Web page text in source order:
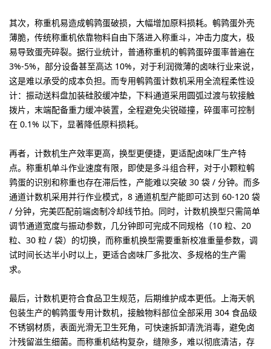
其次， 称重机易造成鹌鹑蛋破损，大幅增加原料损耗。鹌鹑蛋外壳
薄脆，传统称重机依靠物料自由下落进入称重斗，冲击力度大，极
易导致蛋壳碎裂。据行业统计，普通称重机的鹌鹑蛋碎蛋率普遍在
3%-5%，部分设备甚至高达 10%，对于利润微薄的卤味行业来说，
这是难以承受的成本负担。而专用鹌鹑蛋计数机采用全流程柔性设
计：振动送料盘加装硅胶缓冲垫，下料通道采用圆弧过渡与软接触
拨片，末端配备重力缓冲装置，全程避免尖锐碰撞，碎蛋率可控制
在 0.1% 以下，显著降低原料损耗。
再者， 计数机生产效率更高，换型更便捷，更适配卤味厂生产特
点。称重机单斗作业速度有限，即使是多斗组合秤，对于小颗粒鹌
鹑蛋的识别和称重也存在滞后性，产能难以突破 30 袋 / 分钟。而多
通道计数机采用并行作业模式，8 通道机型产能即可达到 60-120 袋
/ 分钟，完美匹配前端卤制冷却线节拍。同时，计数机换型只需简单
调节通道宽度与振动参数，几分钟即可完成不同规格（10 粒、20
粒、30 粒 / 袋）的切换，而称重机换型需要重新校准重量参数，调
试时间长达半小时以上，更适合卤味厂多批次、多规格的生产需
求。
最后， 计数机更符合食品卫生规范，后期维护成本更低。上海天帆
包装生产的鹌鹑蛋专用计数机，接触物料部位全部采用 304 食品级
不锈钢材质，表面光滑无卫生死角，可快速拆卸清洗消毒，避免卤
汁残留滋生细菌。而称重机结构复杂，缝隙多，难以彻底清洁，存